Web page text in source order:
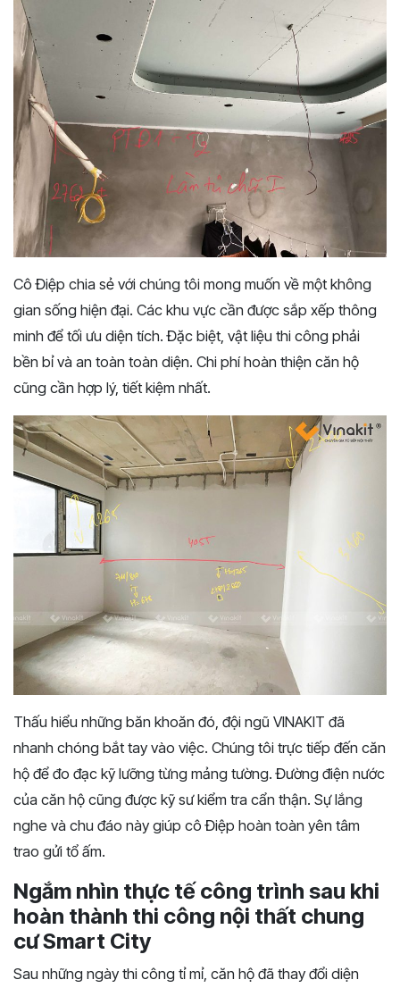
Cô Điệp chia sẻ với chúng tôi mong muốn về một không
gian sống hiện đại. Các khu vực cần được sắp xếp thông
minh để tối ưu diện tích. Đặc biệt, vật liệu thi công phải
bền bỉ và an toàn toàn diện. Chi phí hoàn thiện căn hộ
cũng cần hợp lý, tiết kiệm nhất.
Thấu hiểu những băn khoăn đó, đội ngũ VINAKIT đã
nhanh chóng bắt tay vào việc. Chúng tôi trực tiếp đến căn
hộ để đo đạc kỹ lưỡng từng mảng tường. Đường điện nước
của căn hộ cũng được kỹ sư kiểm tra cẩn thận. Sự lắng
nghe và chu đáo này giúp cô Điệp hoàn toàn yên tâm
trao gửi tổ ấm.
Ngắm nhìn thực tế công trình sau khi
hoàn thành thi công nội thất chung
cư Smart City
Sau những ngày thi công tỉ mỉ, căn hộ đã thay đổi diện